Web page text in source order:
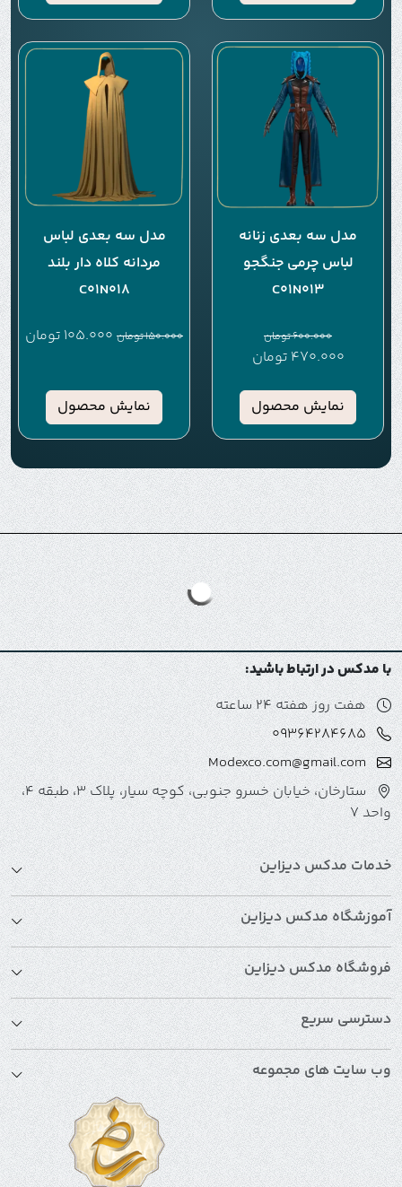
مدل سه بعدی زنانه
لباس چرمی جنگجو
C01N013
600.000تومان
470.000 تومان
نمایش محصول
مدل سه بعدی لباس
مردانه کلاه دار بلند
C01N018
150.000تومان 105.000 تومان
نمایش محصول
با مدکس در ارتباط باشید:
هفت روز هفته 24 ساعته
09364284685
Modexco.com@gmail.com
ستارخان، خیابان خسرو جنوبی، کوچه سیار، پلاک 3، طبقه 4،
واحد 7
خدمات مدکس دیزاین
آموزشگاه مدکس دیزاین
فروشگاه مدکس دیزاین
دسترسی سریع
وب سایت های مجموعه